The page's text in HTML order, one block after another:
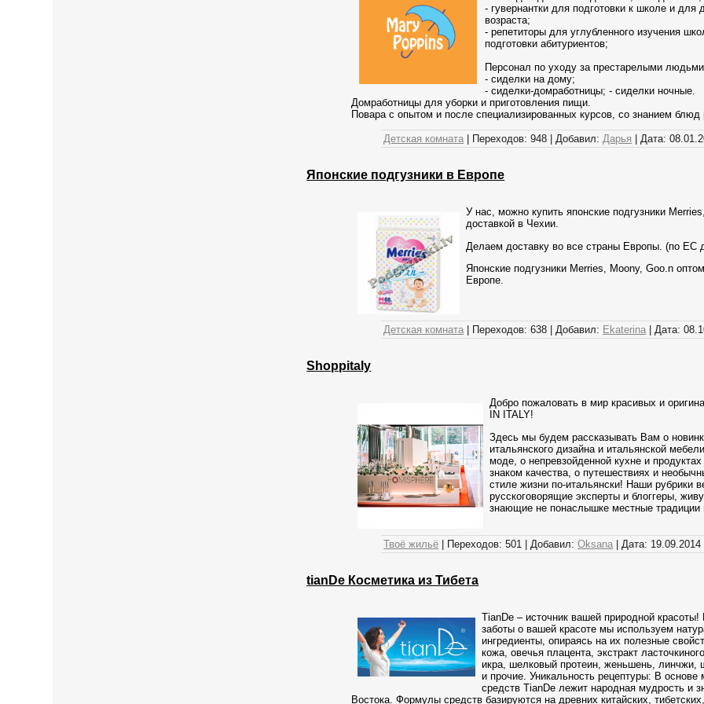
- гувернантки для подготовки к школе и для
возраста;
- репетиторы для углубленного изучения
подготовки абитуриентов;
Персонал по уходу за престарелыми
- сиделки на дому;
- сиделки-домработницы; - сиделки ночные.
Домработницы для уборки и приготовления пищи.
Повара с опытом и после специализированных курсов, со знанием блюд
Детская комната Переходов: 948 Добавил: Дарья Дата:
Японские подгузники в Европе
У нас, можно купить японские подгузники
доставкой в Чехии.
Делаем доставку во все страны Европы. (по ЕС
Японские подгузники Merries, Moony, Goo.n
Европе.
Детская комната Переходов: 638 |Добавил: Ekaterina |Дата:
Shoppitaly
Добро пожаловать в мир красивых и
IN ITALY!
Здесь мы будем рассказывать Вам о
итальянского дизайна и итальянской
моде, о непревзойденной кухне и
знаком качества, о путешествиях и
стиле жизни по-итальянски! Наши рубрики
русскоговорящие эксперты и блоггеры,
знающие не понаслышке местные традиции
Твоё жильё Переходов: 501 |Добавил: Oksana |Дата: 19.09.2014
tianDe Косметика из Тибета
TianDe – источник вашей природной
заботы о вашей красоте мы используем
ингредиенты, опираясь на их полезные
кожа, овечья плацента, экстракт
икра, шелковый протеин, женьшень, линчжи,
и прочие. Уникальность рецептуры: В основе
средств TianDe лежит народная мудрость и
Востока. Формулы средств базируются на древних китайских,